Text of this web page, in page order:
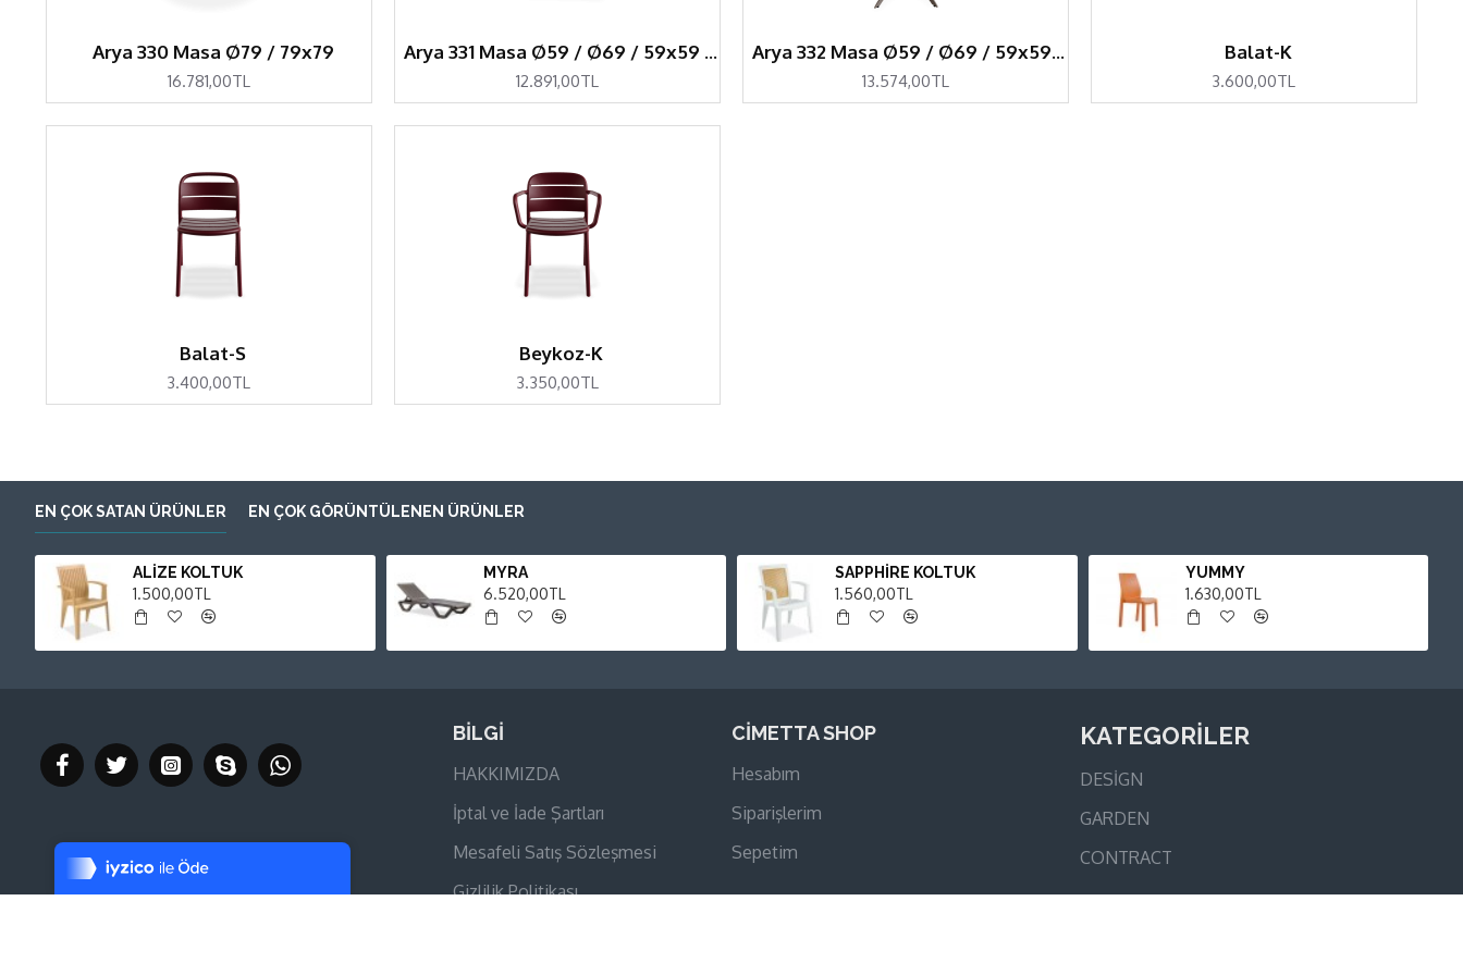
7/24 Canlı Destek
%100 Sorunsuz Alışveriş
Arya 330 Masa Ø79 / 79x79
16.781,00TL
Arya 331 Masa Ø59 / Ø69 / 59x59 / 69x69
12.891,00TL
Arya 332 Masa Ø59 / Ø69 / 59x59 / 69x69 - BAR
13.574,00TL
Balat-K
3.600,00TL
Balat-S
3.400,00TL
Beykoz-K
3.350,00TL
EN ÇOK SATAN ÜRÜNLER EN ÇOK GÖRÜNTÜLENEN ÜRÜNLER
ALİZE KOLTUK
1.500,00TL
MYRA
6.520,00TL
SAPPHİRE KOLTUK
1.560,00TL
YUMMY
1.630,00TL
BİLGİ
HAKKIMIZDA
İptal ve İade Şartları
Mesafeli Satış Sözleşmesi
Gizlilik Politikası
CİMETTA SHOP
Hesabım
Siparişlerim
Sepetim
KATEGORİLER
DESİGN
GARDEN
CONTRACT